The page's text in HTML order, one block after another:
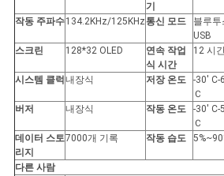
기
작동 주파수134.2KHz/125KHz통신 모드
블루투
USB
스크린 128*32 OLED
연속 작업
식 시간
12 시
시스템 클럭 내장식 저장 온도
-30' C-
Ｃ
버저 내장식 작동 온도
-30' C-
Ｃ
데이터 스토
리지
7000개 기록 작동 습도
다른 사람